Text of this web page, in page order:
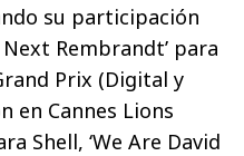
su participación
Rembrandt’ para
Prix (Digital y
en Cannes Lions
Shell, ‘We Are David